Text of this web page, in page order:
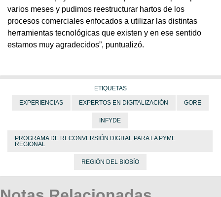
varios meses y pudimos reestructurar hartos de los
procesos comerciales enfocados a utilizar las distintas
herramientas tecnológicas que existen y en ese sentido
estamos muy agradecidos”, puntualizó.
ETIQUETAS
EXPERIENCIAS EXPERTOS EN DIGITALIZACIÓN GORE
INFYDE
PROGRAMA DE RECONVERSIÓN DIGITAL PARA LA PYME
REGIONAL
REGIÓN DEL BIOBÍO